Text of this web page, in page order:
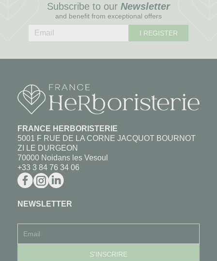
Subscribe to our Newsletter
and benefit from exceptional offers
I REGISTER
FRANCE HERBORISTERIE
5001 F RUE DE LA CORNE JACQUOT BOURNOT
ZI LE DURGEON
70000 Noidans les Vesoul
+33 3 84 76 34 06
NEWSLETTER